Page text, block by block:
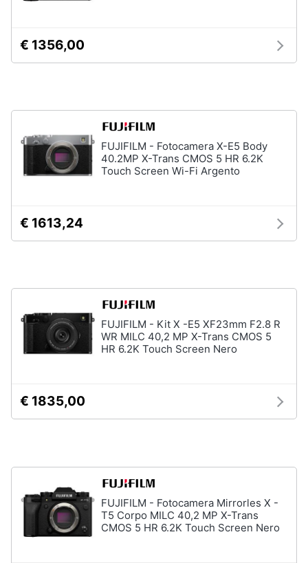
Libri,
cd
e
ricorrenze
Servizi
Esci
€ 1356,00
FUJIFILM - Fotocamera X-E5 Body
40.2MP X-Trans CMOS 5 HR 6.2K
Touch Screen Wi-Fi Argento
€ 1613,24
FUJIFILM - Kit X -E5 XF23mm F2.8 R
WR MILC 40,2 MP X-Trans CMOS 5
HR 6.2K Touch Screen Nero
€ 1835,00
FUJIFILM - Fotocamera Mirrorles X -
T5 Corpo MILC 40,2 MP X-Trans
CMOS 5 HR 6.2K Touch Screen Nero